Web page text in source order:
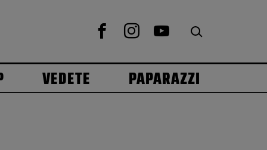
VEDETE PAPARAZZI